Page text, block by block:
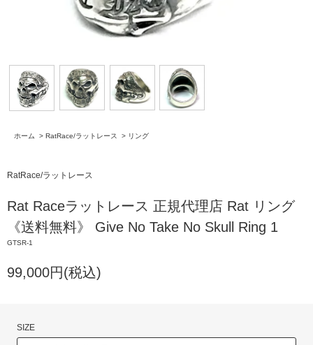
ホーム > RatRace/ラットレース > リング
RatRace/ラットレース
Rat Raceラットレース 正規代理店 Rat リング
《送料無料》 Give No Take No Skull Ring 1
GTSR-1
99,000円(税込)
SIZE